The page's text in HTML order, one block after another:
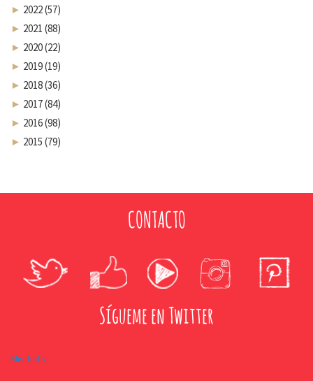
► 2022 (57)
► 2021 (88)
► 2020 (22)
► 2019 (19)
► 2018 (36)
► 2017 (84)
► 2016 (98)
► 2015 (79)
CONTACTO
Sígueme en Twitter
Mis tuits